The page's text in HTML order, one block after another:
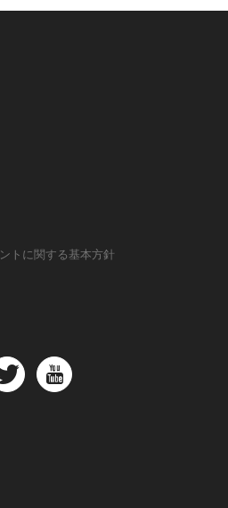
トに関する基本方針